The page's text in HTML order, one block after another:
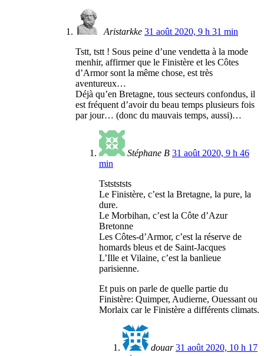
Aristarkke 31 août 2020, 9 h 31 min
Tstt, tstt ! Sous peine d’une vendetta à la mode
menhir, affirmer que le Finistère et les Côtes
d’Armor sont la même chose, est très
aventureux…
Déjà qu’en Bretagne, tous secteurs confondus, il
est fréquent d’avoir du beau temps plusieurs fois
par jour… (donc du mauvais temps, aussi)…
Stéphane B 31 août 2020, 9 h 46
min
Tststststs
Le Finistère, c’est la Bretagne, la pure, la
dure.
Le Morbihan, c’est la Côte d’Azur
Bretonne
Les Côtes-d’Armor, c’est la réserve de
homards bleus et de Saint-Jacques
L’Ille et Vilaine, c’est la banlieue
parisienne.
Et puis on parle de quelle partie du
Finistère: Quimper, Audierne, Ouessant ou
Morlaix car le Finistère a différents climats.
douar 31 août 2020, 10 h 17